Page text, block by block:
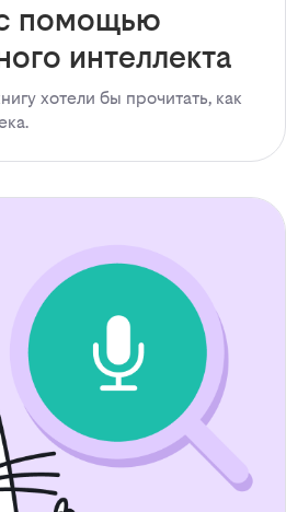
помощью
интеллекта
хотели бы прочитать, как